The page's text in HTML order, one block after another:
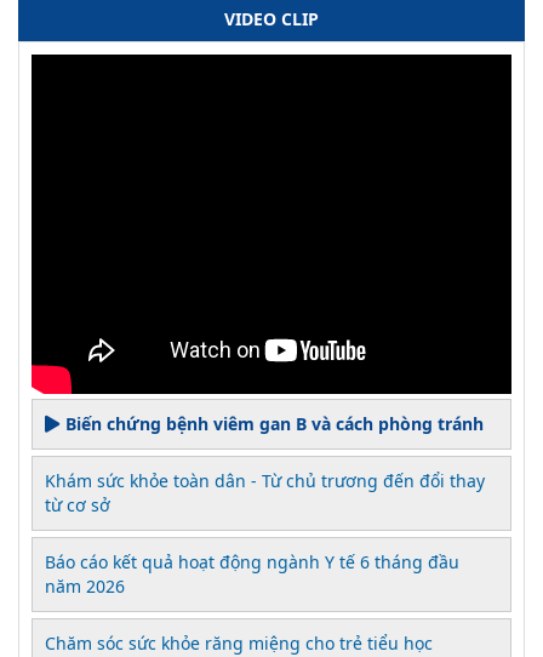
VIDEO CLIP
Biến chứng bệnh viêm gan B và cách phòng tránh
Khám sức khỏe toàn dân - Từ chủ trương đến đổi thay
từ cơ sở
Báo cáo kết quả hoạt động ngành Y tế 6 tháng đầu
năm 2026
Chăm sóc sức khỏe răng miệng cho trẻ tiểu học